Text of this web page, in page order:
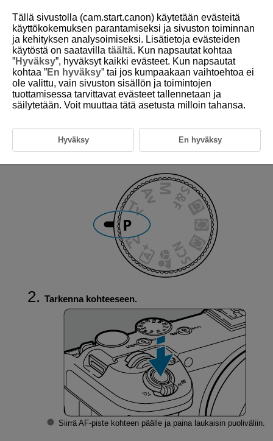
D388-051
P: Ohjelmoitu AE
Kamera säätää valotusajan ja aukkoarvon kuvattavan kohteen kirkkautta
Käännä tilan valintakiekko asentoon P .
Tarkenna kohteeseen.
Siirrä AF-piste kohteen päälle ja paina laukaisin puoliväliin.
Tällä sivustolla (cam.start.canon) käytetään evästeitä
käyttökokemuksen parantamiseksi ja sivuston toiminnan
ja kehityksen analysoimiseksi. Lisätietoja evästeiden
käytöstä on saatavilla täältä. Kun napsautat kohtaa
”Hyväksy”, hyväksyt kaikki evästeet. Kun napsautat
kohtaa ”En hyväksy” tai jos kumpaakaan vaihtoehtoa ei
ole valittu, vain sivuston sisällön ja toimintojen
tuottamisessa tarvittavat evästeet tallennetaan ja
säilytetään. Voit muuttaa tätä asetusta milloin tahansa.
Hyväksy En hyväksy